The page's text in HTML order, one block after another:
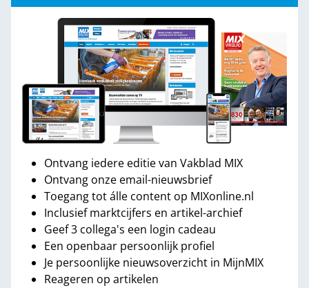
Ontvang iedere editie van Vakblad MIX
Ontvang onze email-nieuwsbrief
Toegang tot álle content op MIXonline.nl
Inclusief marktcijfers en artikel-archief
Geef 3 collega's een login cadeau
Een openbaar persoonlijk profiel
Je persoonlijke nieuwsoverzicht in MijnMIX
Reageren op artikelen